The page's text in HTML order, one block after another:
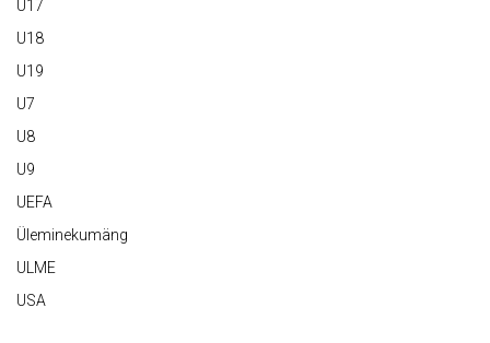
U17
U18
U19
U7
U8
U9
UEFA
Üleminekumäng
ULME
USA